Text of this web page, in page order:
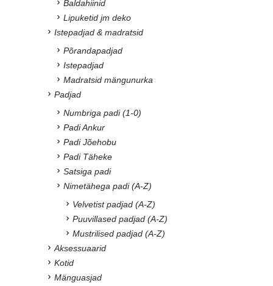
Baldahiinid
Lipuketid jm deko
Istepadjad & madratsid
Põrandapadjad
Istepadjad
Madratsid mängunurka
Padjad
Numbriga padi (1-0)
Padi Ankur
Padi Jõehobu
Padi Täheke
Satsiga padi
Nimetähega padi (A-Z)
Velvetist padjad (A-Z)
Puuvillased padjad (A-Z)
Mustrilised padjad (A-Z)
Aksessuaarid
Kotid
Mänguasjad